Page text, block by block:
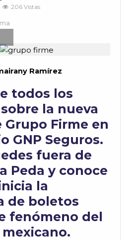
206 Vistas
Ramírez
todos los
la nueva
Grupo Firme en
GNP Seguros.
fuera de
Peda y conoce
la
de boletos
fenómeno del